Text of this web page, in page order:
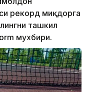
рекорд миқдорга
ташкил
мухбири.